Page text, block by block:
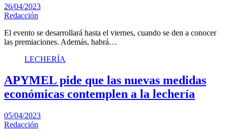
26/04/2023
Redacción
El evento se desarrollará hasta el viernes, cuando se den a conocer
las premiaciones. Además, habrá…
LECHERÍA
APYMEL pide que las nuevas medidas
económicas contemplen a la lechería
05/04/2023
Redacción